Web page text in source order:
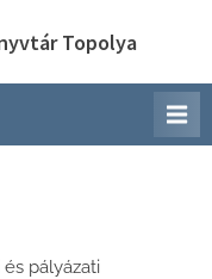
Topolya
pályázati